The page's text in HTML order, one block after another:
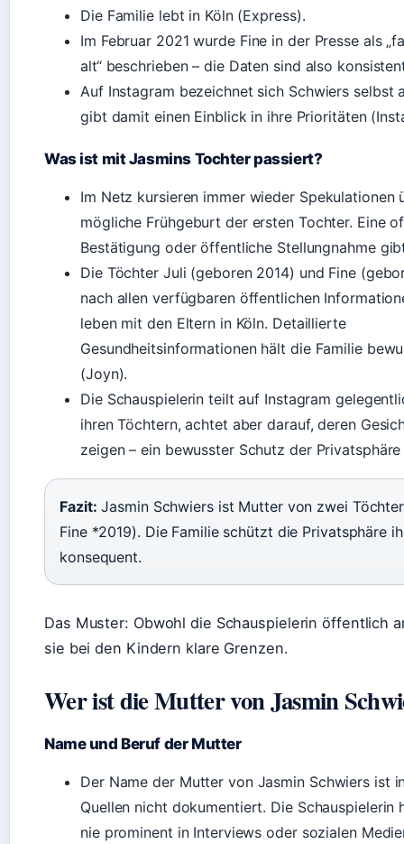
Die Familie lebt in Köln (Express).
Im Februar 2021 wurde Fine in der Presse als
alt“ beschrieben – die Daten sind also
Auf Instagram bezeichnet sich Schwiers selbst
gibt damit einen Einblick in ihre Prioritäten
Was ist mit Jasmins Tochter passiert?
Im Netz kursieren immer wieder Spekulationen
mögliche Frühgeburt der ersten Tochter. Eine
Bestätigung oder öffentliche Stellungnahme
Die Töchter Juli (geboren 2014) und Fine
nach allen verfügbaren öffentlichen
leben mit den Eltern in Köln. Detaillierte
Gesundheitsinformationen hält die Familie
(Joyn).
Die Schauspielerin teilt auf Instagram
ihren Töchtern, achtet aber darauf, deren
zeigen – ein bewusster Schutz der
Fazit: Jasmin Schwiers ist Mutter von zwei
Fine *2019). Die Familie schützt die Privatsphäre
konsequent.
Das Muster: Obwohl die Schauspielerin öffentlich
sie bei den Kindern klare Grenzen.
Wer ist die Mutter von Jasmin
Name und Beruf der Mutter
Der Name der Mutter von Jasmin Schwiers ist
Quellen nicht dokumentiert. Die Schauspielerin
nie prominent in Interviews oder sozialen